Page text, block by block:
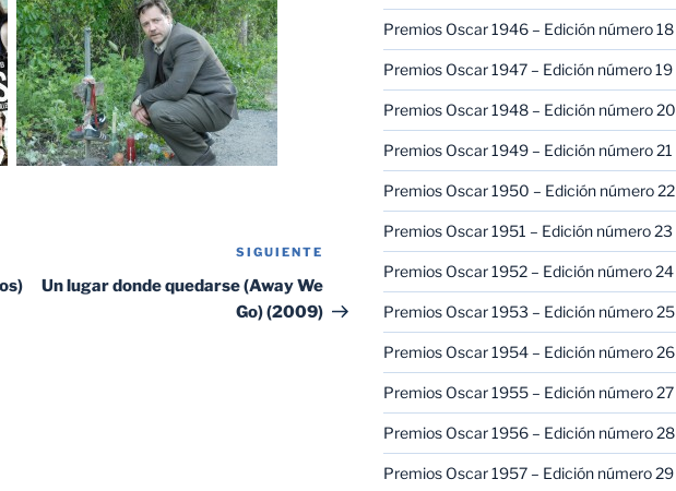
Siguiente
entrada
SIGUIENTE
Un lugar donde quedarse (Away We
Go) (2009)
Premios Oscar 1946 – Edición número 18
Premios Oscar 1947 – Edición número 19
Premios Oscar 1948 – Edición número 20
Premios Oscar 1949 – Edición número 21
Premios Oscar 1950 – Edición número 22
Premios Oscar 1951 – Edición número 23
Premios Oscar 1952 – Edición número 24
Premios Oscar 1953 – Edición número 25
Premios Oscar 1954 – Edición número 26
Premios Oscar 1955 – Edición número 27
Premios Oscar 1956 – Edición número 28
Premios Oscar 1957 – Edición número 29